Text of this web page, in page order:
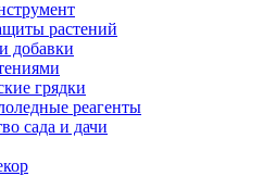
растений
добавки
грядки
реагенты
сада и дачи